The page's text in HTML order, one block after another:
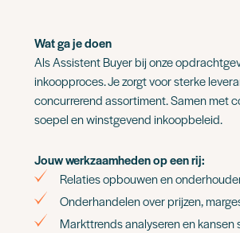
Wat ga je doen
Als Assistent Buyer bij onze
inkoopproces. Je zorgt voor sterke
concurrerend assortiment. Samen met
soepel en winstgevend inkoopbeleid.
Jouw werkzaamheden op een rij:
Relaties opbouwen en
Onderhandelen over prijzen,
Markttrends analyseren en kansen